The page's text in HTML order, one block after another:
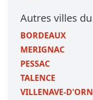
Autres villes
BORDEAUX
MERIGNAC
PESSAC
TALENCE
VILLENAVE-